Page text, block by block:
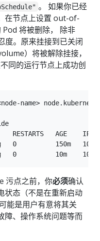
。 如果你已经
在节点上设置 out-of-
将被删除， 除非
度。原来挂接到已关闭
）将被解除挂接，
同的运行节点上成功创
name>
RESTARTS   AGE
0          150m
污点之前，你必须确认
状态（不是在重新启动
能是用户有意将其关
障、操作系统问题等而